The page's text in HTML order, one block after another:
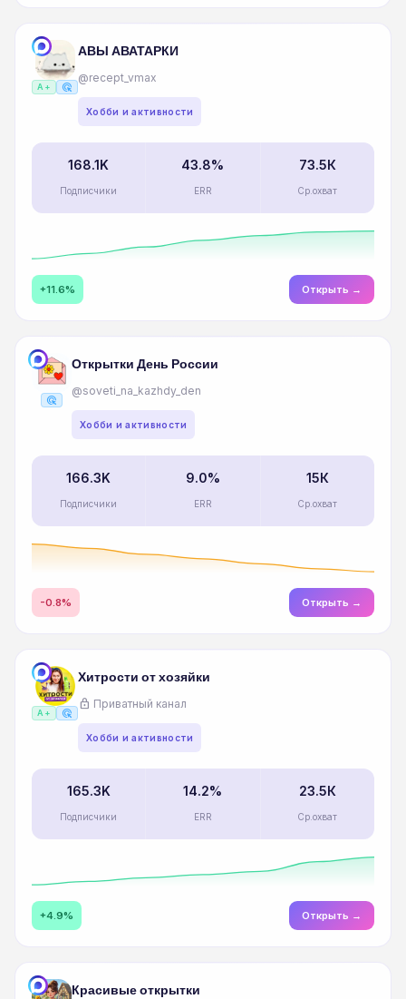
A+ ads_click
АВЫ АВАТАРКИ
@recept_vmax
Хобби и активности
168.1K
Подписчики
43.8%
ERR
73.5К
Ср.охват
+11.6% Открыть →
ads_click
Открытки День России
@soveti_na_kazhdy_den
Хобби и активности
166.3K
Подписчики
9.0%
ERR
15К
Ср.охват
-0.8% Открыть →
A+ ads_click
Хитрости от хозяйки
lock Приватный канал
Хобби и активности
165.3K
Подписчики
14.2%
ERR
23.5К
Ср.охват
+4.9% Открыть →
Красивые открытки